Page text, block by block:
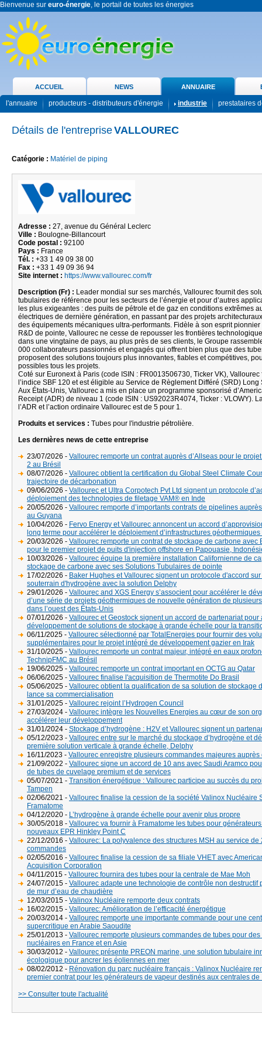
Bienvenue sur euro-énergie, le portail de toutes les énergies
ACCUEIL NEWS ANNUAIRE
l'annuaire producteurs - distributeurs d'énergie industrie prestataires
Détails de l'entrepriseVALLOUREC
Catégorie : Matériel de piping
Adresse : 27, avenue du Général Leclerc
Ville : Boulogne-Billancourt
Code postal : 92100
Pays : France
Tél. : +33 1 49 09 38 00
Fax : +33 1 49 09 36 94
Site internet : https://www.vallourec.com/fr
Description (Fr) : Leader mondial sur ses marchés, Vallourec fournit des
tubulaires de référence pour les secteurs de l’énergie et pour d’autres
les plus exigeantes : des puits de pétrole et de gaz en conditions extrêmes
électriques de dernière génération, en passant par des projets
des équipements mécaniques ultra-performants. Fidèle à son esprit pionnier
R&D de pointe, Vallourec ne cesse de repousser les frontières
dans une vingtaine de pays, au plus près de ses clients, le Groupe
000 collaborateurs passionnés et engagés qui offrent bien plus que des
proposent des solutions toujours plus innovantes, fiables et compétitives,
possibles tous les projets.
Coté sur Euronext à Paris (code ISIN : FR0013506730, Ticker VK), Vallourec
l’indice SBF 120 et est éligible au Service de Règlement Différé (SRD) Long
Aux États-Unis, Vallourec a mis en place un programme sponsorisé
Receipt (ADR) de niveau 1 (code ISIN : US92023R4074, Ticker : VLOWY).
l’ADR et l’action ordinaire Vallourec est de 5 pour 1.
Produits et services : Tubes pour l'industrie pétrolière.
Les dernières news de cette entreprise
23/07/2026 - Vallourec remporte un contrat auprès d’Allseas pour le
2 au Brésil
08/07/2026 - Vallourec obtient la certification du Global Steel Climate
trajectoire de décarbonation
09/06/2026 - Vallourec et Ultra Corpotech Pvt Ltd signent un protocole
déploiement des technologies de filetage VAM® en Inde
20/05/2026 - Vallourec remporte d’importants contrats de pipelines
au Guyana
10/04/2026 - Fervo Energy et Vallourec annoncent un accord
long terme pour accélérer le déploiement d’infrastructures
20/03/2026 - Vallourec remporte un contrat de stockage de carbone avec
pour le premier projet de puits d'injection offshore en Papouasie,
10/03/2026 - Vallourec équipe la première installation Californienne de
stockage de carbone avec ses Solutions Tubulaires de pointe
17/02/2026 - Baker Hughes et Vallourec signent un protocole d'accord
souterrain d'hydrogène avec la solution Delphy
29/01/2026 - Vallourec and XGS Energy s’associent pour accélérer le
d’une série de projets géothermiques de nouvelle génération de
dans l’ouest des États-Unis
07/01/2026 - Vallourec et Geostock signent un accord de partenariat pour
développement de solutions de stockage à grande échelle pour la
06/11/2025 - Vallourec sélectionné par TotalEnergies pour fournir des
supplémentaires pour le projet intégré de développement gazier en Irak
31/10/2025 - Vallourec remporte un contrat majeur, intégré en eaux
TechnipFMC au Brésil
19/06/2025 - Vallourec remporte un contrat important en OCTG au Qatar
06/06/2025 - Vallourec finalise l'acquisition de Thermotite Do Brasil
05/06/2025 - Vallourec obtient la qualification de sa solution de stockage
lance sa commercialisation
31/01/2025 - Vallourec rejoint l’Hydrogen Council
27/03/2024 - Vallourec intègre les Nouvelles Energies au cœur de son
accélérer leur développement
31/01/2024 - Stockage d’hydrogène : H2V et Vallourec signent un
05/12/2023 - Vallourec entre sur le marché du stockage d’hydrogène et
première solution verticale à grande échelle, Delphy
16/11/2023 - Vallourec enregistre plusieurs commandes majeures auprès
21/09/2022 - Vallourec signe un accord de 10 ans avec Saudi Aramco
de tubes de cuvelage premium et de services
05/07/2021 - Transition énergétique : Vallourec participe au succès du
Tampen
02/06/2021 - Vallourec finalise la cession de la société Valinox Nucléaire
Framatome
04/12/2020 - L’hydrogène à grande échelle pour avenir plus propre
30/05/2018 - Vallourec va fournir à Framatome les tubes pour
nouveaux EPR Hinkley Point C
22/12/2016 - Vallourec: La polyvalence des structures MSH au service de
commandes
02/05/2016 - Vallourec finalise la cession de sa filiale VHET avec
Acquisition Corporation
04/11/2015 - Vallourec fournira des tubes pour la centrale de Mae Moh
24/07/2015 - Vallourec adapte une technologie de contrôle non destructif
de mur d’eau de chaudière
12/03/2015 - Valinox Nucléaire remporte deux contrats
16/02/2015 - Vallourec: Amélioration de l’efficacité énergétique
20/03/2014 - Vallourec remporte une importante commande pour une
supercritique en Arabie Saoudite
25/01/2013 - Vallourec remporte plusieurs commandes de tubes pour
nucléaires en France et en Asie
30/03/2012 - Vallourec présente PREON marine, une solution tubulaire
écologique pour ancrer les éoliennes en mer
08/02/2012 - Rénovation du parc nucléaire français : Valinox Nucléaire
premier contrat pour les générateurs de vapeur destinés aux centrales de
>> Consulter toute l'actualité